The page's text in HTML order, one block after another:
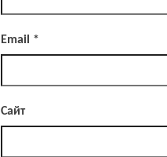
Email *
Сайт